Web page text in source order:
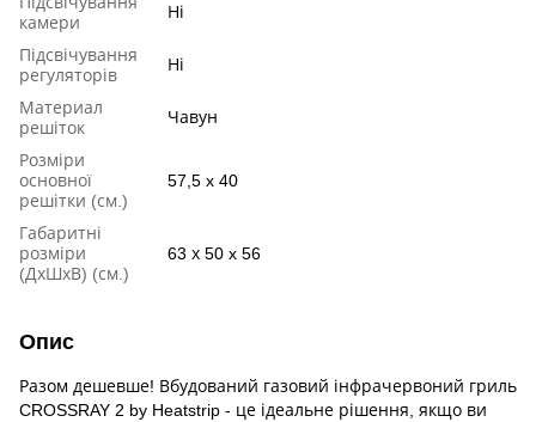
камери
Ні
Підсвічування
регуляторів
Ні
Материал
решіток
Чавун
Розміри
основної
решітки (см.)
57,5 x 40
Габаритні
розміри
(ДхШхВ) (см.)
63 х 50 x 56
Опис
Разом дешевше! Вбудований газовий інфрачервоний гриль
CROSSRAY 2 by Heatstrip - це ідеальне рішення, якщо ви